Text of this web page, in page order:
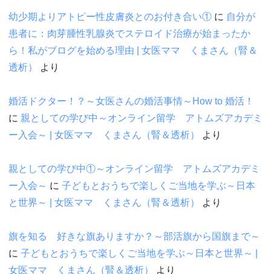
幼少期よりアトピー性皮膚炎とのお付き合い① に 自分が
患者に：肉芽腫性乳腺炎でステロイド治療が始まったか
ら！私がブログを始める理由 | 女医ママ くまさん（腎＆
透析）
より
婚活ドクター！？～女医さんの婚活事情～How to 婚活！
に 親としての学び中～オンライン留学 アトムズアカデミ
ー入会～ | 女医ママ くまさん（腎＆透析）
より
親としての学び中①～オンライン留学 アトムズアカデミ
ー入会～ に 子どもとおうちで楽しくご当地を学ぶ～日本
と世界～ | 女医ママ くまさん（腎＆透析）
より
旗を知る 好きな旗ありますか？～部活旗から国旗まで～
に 子どもとおうちで楽しくご当地を学ぶ～日本と世界～ |
女医ママ くまさん（腎＆透析）
より